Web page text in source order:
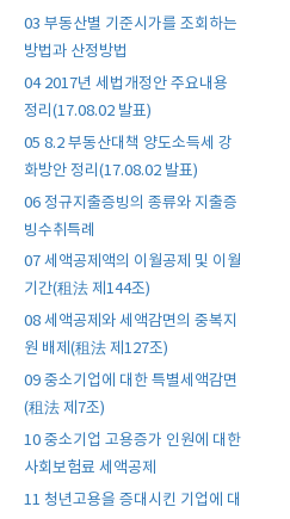
03 부동산별 기준시가를 조회하는
방법과 산정방법
04 2017년 세법개정안 주요내용
정리(17.08.02 발표)
05 8.2 부동산대책 양도소득세 강
화방안 정리(17.08.02 발표)
06 정규지출증빙의 종류와 지출증
빙수취특례
07 세액공제액의 이월공제 및 이월
기간(租法 제144조)
08 세액공제와 세액감면의 중복지
원 배제(租法 제127조)
09 중소기업에 대한 특별세액감면
(租法 제7조)
10 중소기업 고용증가 인원에 대한
사회보험료 세액공제
11 청년고용을 증대시킨 기업에 대